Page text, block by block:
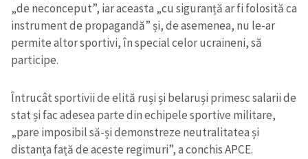
„de neconceput”, iar aceasta „cu siguranță ar fi folosită ca
instrument de propagandă” și, de asemenea, nu le-ar
permite altor sportivi, în special celor ucraineni, să
participe.
Întrucât sportivii de elită ruși și belaruși primesc salarii de
stat și fac adesea parte din echipele sportive militare,
„pare imposibil să-și demonstreze neutralitatea și
distanța față de aceste regimuri”, a conchis APCE.